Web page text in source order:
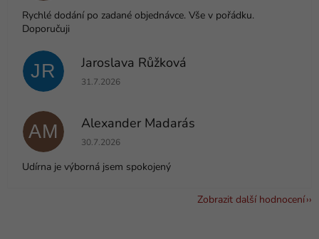
Rychlé dodání po zadané objednávce. Vše v pořádku.
Doporučuji
JR Jaroslava Růžková
Hodnocení obchodu je 5 z 5 hvězdiček.
31.7.2026
AM Alexander Madarás
Hodnocení obchodu je 5 z 5 hvězdiček.
30.7.2026
Udírna je výborná jsem spokojený
Zobrazit další hodnocení